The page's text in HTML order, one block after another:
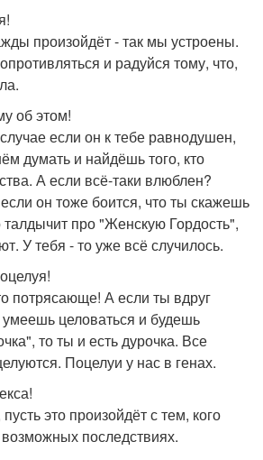
произойдёт - так мы устроены.
и радуйся тому, что,
об этом!
если он к тебе равнодушен,
думать и найдёшь того, кто
А если всё-таки влюблен?
он тоже боится, что ты скажешь
талдычит про "Женскую Гордость",
У тебя - то уже всё случилось.
потрясающе! А если ты вдруг
целоваться и будешь
то ты и есть дурочка. Все
Поцелуи у нас в генах.
это произойдёт с тем, кого
последствиях.